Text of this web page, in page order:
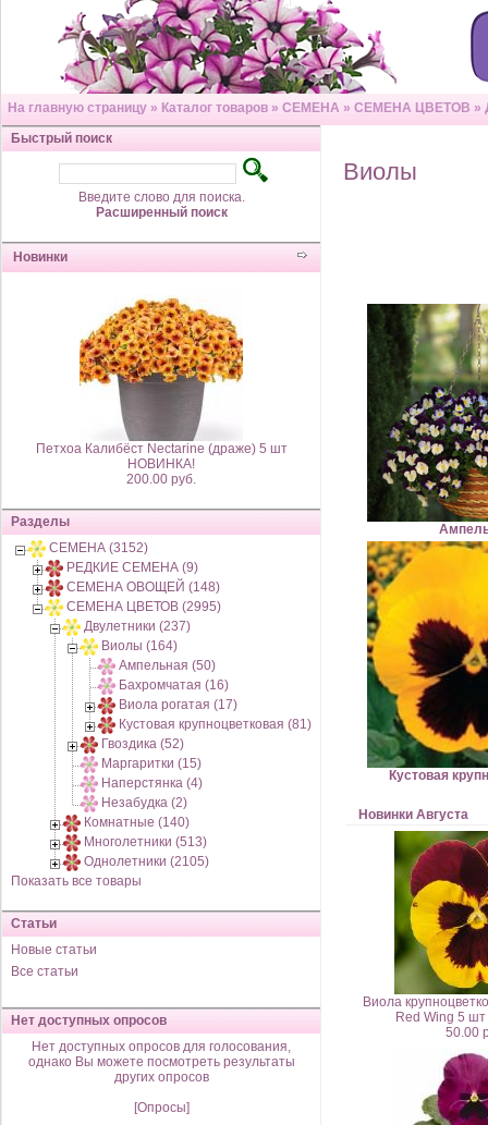
На главную страницу » Каталог товаров » СЕМЕНА » СЕМЕНА ЦВЕТОВ »
Быстрый поиск
Введите слово для поиска.
Расширенный поиск
Новинки
Петхоа Калибёст Nectarine (драже) 5 шт
НОВИНКА!
200.00 руб.
Разделы
СЕМЕНА (3152)
РЕДКИЕ СЕМЕНА (9)
СЕМЕНА ОВОЩЕЙ (148)
СЕМЕНА ЦВЕТОВ (2995)
Двулетники (237)
Виолы (164)
Ампельная (50)
Бахромчатая (16)
Виола рогатая (17)
Кустовая крупноцветковая (81)
Гвоздика (52)
Маргаритки (15)
Наперстянка (4)
Незабудка (2)
Комнатные (140)
Многолетники (513)
Однолетники (2105)
Показать все товары
Статьи
Новые статьи
Все статьи
Нет доступных опросов
Нет доступных опросов для голосования,
однако Вы можете посмотреть результаты
других опросов
[Опросы]
Виолы
Кустовая
Новинки Августа
Виола
Red Wing 5
50.00